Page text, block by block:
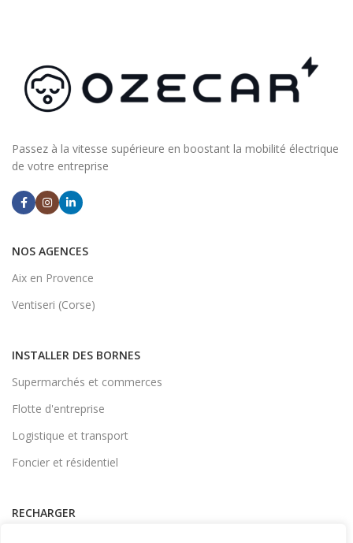
Passez à la vitesse supérieure en boostant la mobilité électrique
de votre entreprise
NOS AGENCES
Aix en Provence
Ventiseri (Corse)
INSTALLER DES BORNES
Supermarchés et commerces
Flotte d'entreprise
Logistique et transport
Foncier et résidentiel
RECHARGER